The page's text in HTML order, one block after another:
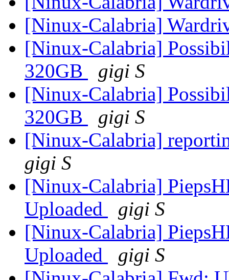
[Ninux-Calabria]
[Ninux-Calabria]
320GB
gigi S
[Ninux-Calabria]
320GB
gigi S
[Ninux-Calabria]
gigi S
[Ninux-Calabria]
Uploaded
gigi S
[Ninux-Calabria]
Uploaded
gigi S